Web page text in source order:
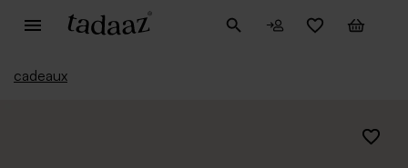
cadeaux